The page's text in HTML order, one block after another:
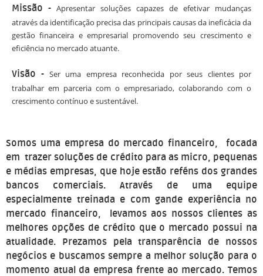
Missão - Apresentar soluções capazes de efetivar mudanças
através da identificação precisa das principais causas da ineficácia da
gestão financeira e empresarial promovendo seu crescimento e
eficiência no mercado atuante.
Visão - Ser uma empresa reconhecida por seus clientes por
trabalhar em parceria com o empresariado, colaborando com o
crescimento contínuo e sustentável.
Somos uma empresa do mercado financeiro, focada
em trazer soluções de crédito para as micro, pequenas
e médias empresas, que hoje estão reféns dos grandes
bancos comerciais. Através de uma equipe
especialmente treinada e com gande experiência no
mercado financeiro, levamos aos nossos clientes as
melhores opções de crédito que o mercado possui na
atualidade. Prezamos pela transparência de nossos
negócios e buscamos sempre a melhor solução para o
momento atual da empresa frente ao mercado. Temos